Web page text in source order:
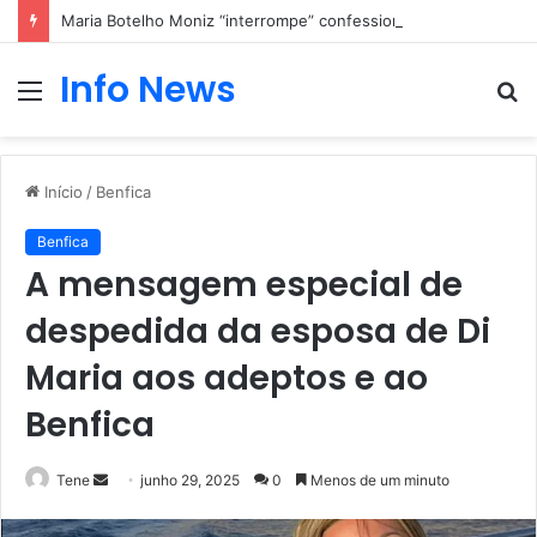
Maria Botelho Moniz “interrompe” confessionário
Menu
Info News
Início / Benfica
Benfica
A mensagem especial de
despedida da esposa de Di
Maria aos adeptos e ao
Benfica
Tene
Mandejunho 29, 2025 0 Menos de um minuto